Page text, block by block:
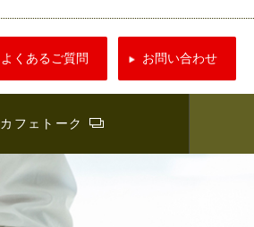
よくあるご質問 お問い合わせ
カフェトーク